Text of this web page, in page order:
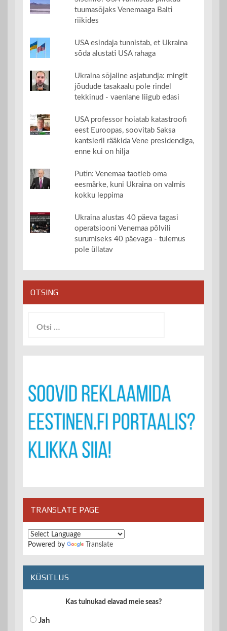
tuumasõjaks Venemaaga Balti
riikides
USA esindaja tunnistab, et Ukraina
sõda alustati USA rahaga
Ukraina sõjaline asjatundja: mingit
jõudude tasakaalu pole rindel
tekkinud - vaenlane liigub edasi
USA professor hoiatab katastroofi
eest Euroopas, soovitab Saksa
kantsleril rääkida Vene presidendiga,
enne kui on hilja
Putin: Venemaa taotleb oma
eesmärke, kuni Ukraina on valmis
kokku leppima
Ukraina alustas 40 päeva tagasi
operatsiooni Venemaa põlvili
surumiseks 40 päevaga - tulemus
pole üllatav
OTSING
TRANSLATE PAGE
Powered by Translate
KÜSITLUS
Kas tulnukad elavad meie seas?
Jah